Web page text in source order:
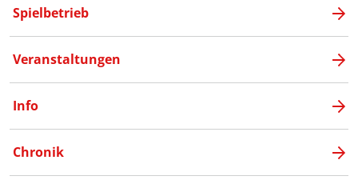
Spielbetrieb
Veranstaltungen
Info
Chronik